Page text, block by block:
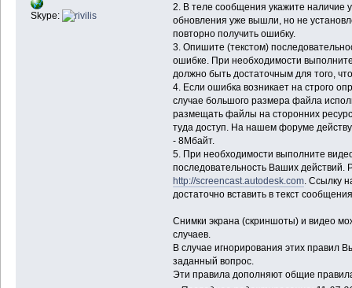
Skype:
2. В теле сообщения укажите наличие
обновления уже вышли, но не
повторно получить ошибку.
3. Опишите (текстом)
ошибке. При необходимости
должно быть достаточным для того,
4. Если ошибка возникает на строго
случае большого размера файла
размещать файлы на сторонних
туда доступ. На нашем форуме
- 8Мбайт.
5. При необходимости выполните
последовательность Ваших действий.
http://screencast.autodesk.com. Ссылку
достаточно вставить в текст
Снимки экрана (скриншоты) и видео
случаев.
В случае игнорирования этих правил
заданный вопрос.
Эти правила дополняют общие